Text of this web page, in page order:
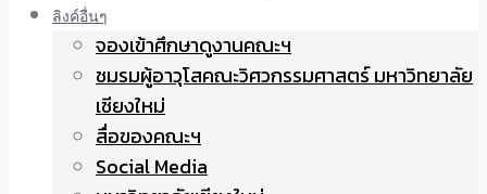
ลิงค์อื่นๆ
จองเข้าศึกษาดูงานคณะฯ
ชมรมผู้อาวุโสคณะวิศวกรรมศาสตร์ มหาวิทยาลัย
เชียงใหม่
สื่อของคณะฯ
Social Media